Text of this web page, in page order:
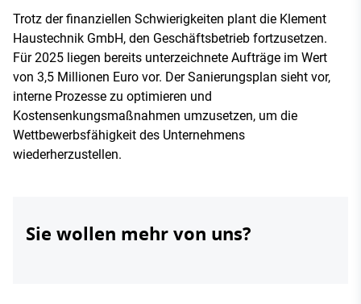
Trotz der finanziellen Schwierigkeiten plant die Klement
Haustechnik GmbH, den Geschäftsbetrieb fortzusetzen.
Für 2025 liegen bereits unterzeichnete Aufträge im Wert
von 3,5 Millionen Euro vor. Der Sanierungsplan sieht vor,
interne Prozesse zu optimieren und
Kostensenkungsmaßnahmen umzusetzen, um die
Wettbewerbsfähigkeit des Unternehmens
wiederherzustellen.
Sie wollen mehr von uns?